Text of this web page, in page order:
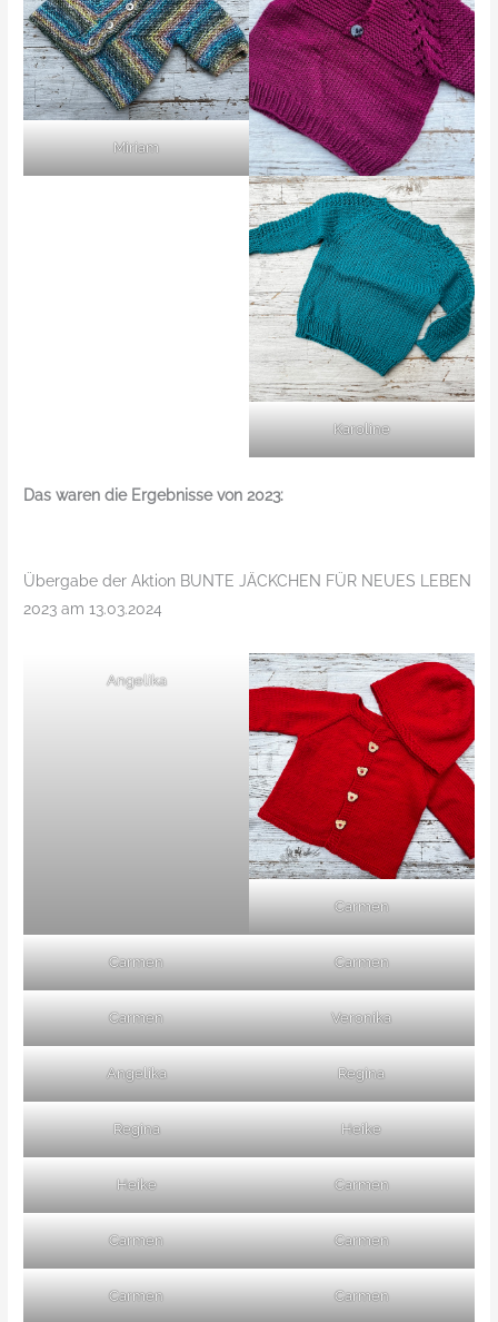
Miriam
Karoline
Das waren die Ergebnisse von 2023:
Übergabe der Aktion BUNTE JÄCKCHEN FÜR NEUES LEBEN
2023 am 13.03.2024
Angelika
Carmen
Carmen Carmen
Carmen Veronika
Angelika Regina
Regina Heike
Heike Carmen
Carmen Carmen
Carmen Carmen